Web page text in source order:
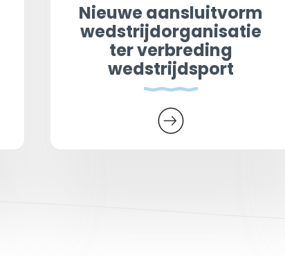
Nieuwe aansluitvorm
wedstrijdorganisatie
ter verbreding
wedstrijdsport